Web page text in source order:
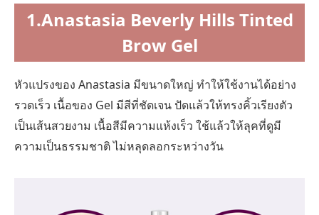
1.Anastasia Beverly Hills Tinted
Brow Gel
หัวแปรงของ Anastasia มีขนาดใหญ่ ทำให้ใช้งานได้อย่าง
รวดเร็ว เนื้อของ Gel มีสีที่ชัดเจน ปัดแล้วให้ทรงคิ้วเรียงตัว
เป็นเส้นสวยงาม เนื้อสีมีความแห้งเร็ว ใช้แล้วให้ลุคที่ดูมี
ความเป็นธรรมชาติ ไม่หลุดลอกระหว่างวัน